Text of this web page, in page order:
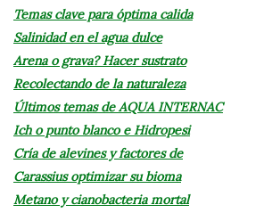
Temas clave para óptima calida
Salinidad en el agua dulce
Arena o grava? Hacer sustrato
Recolectando de la naturaleza
Últimos temas de AQUA INTERNAC
Ich o punto blanco e Hidropesi
Cría de alevines y factores de
Carassius optimizar su bioma
Metano y cianobacteria mortal